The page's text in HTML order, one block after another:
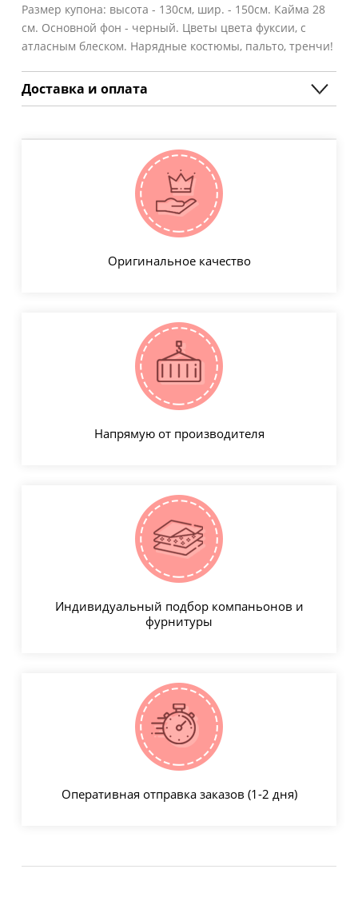
Размер купона: высота - 130см, шир. - 150см. Кайма 28
см. Основной фон - черный. Цветы цвета фуксии, с
атласным блеском. Нарядные костюмы, пальто, тренчи!
Доставка и оплата
Оригинальное качество
Напрямую от производителя
Индивидуальный подбор компаньонов и
фурнитуры
Оперативная отправка заказов (1-2 дня)